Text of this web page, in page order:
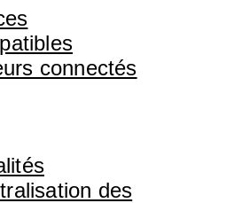
connectés
des